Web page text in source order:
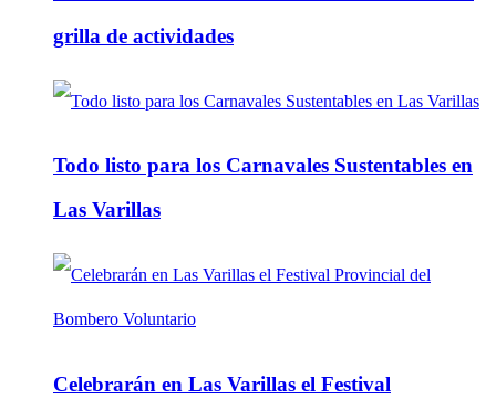
grilla de actividades
Todo listo para los Carnavales Sustentables en
Las Varillas
Celebrarán en Las Varillas el Festival